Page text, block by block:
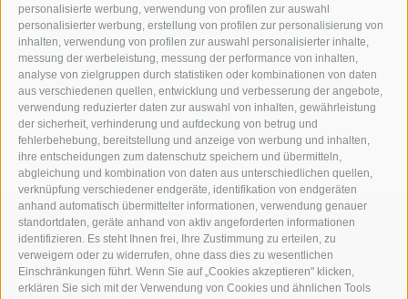
personalisierte werbung, verwendung von profilen zur auswahl
personalisierter werbung, erstellung von profilen zur personalisierung von
inhalten, verwendung von profilen zur auswahl personalisierter inhalte,
messung der werbeleistung, messung der performance von inhalten,
analyse von zielgruppen durch statistiken oder kombinationen von daten
aus verschiedenen quellen, entwicklung und verbesserung der angebote,
verwendung reduzierter daten zur auswahl von inhalten, gewährleistung
der sicherheit, verhinderung und aufdeckung von betrug und
fehlerbehebung, bereitstellung und anzeige von werbung und inhalten,
ihre entscheidungen zum datenschutz speichern und übermitteln,
abgleichung und kombination von daten aus unterschiedlichen quellen,
verknüpfung verschiedener endgeräte, identifikation von endgeräten
anhand automatisch übermittelter informationen, verwendung genauer
standortdaten, geräte anhand von aktiv angeforderten informationen
identifizieren. Es steht Ihnen frei, Ihre Zustimmung zu erteilen, zu
verweigern oder zu widerrufen, ohne dass dies zu wesentlichen
Einschränkungen führt. Wenn Sie auf „Cookies akzeptieren" klicken,
erklären Sie sich mit der Verwendung von Cookies und ähnlichen Tools